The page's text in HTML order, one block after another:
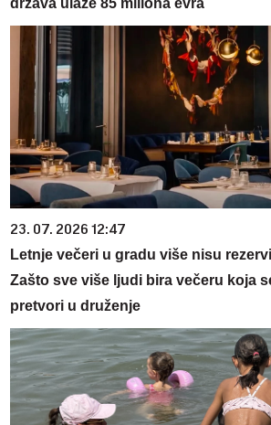
država ulaže 85 miliona evra
23. 07. 2026 12:47
Letnje večeri u gradu više nisu
Zašto sve više ljudi bira večeru koja
pretvori u druženje